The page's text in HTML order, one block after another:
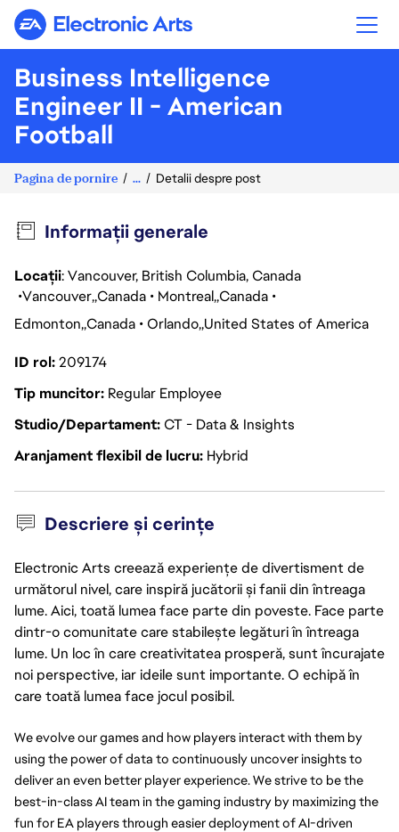
Electronic Arts
Business Intelligence
Engineer II - American
Football
Pagina de pornire ... Detalii despre post
Informații generale
Locații: Vancouver, British Columbia, Canada
Vancouver Canada Montreal Canada
Edmonton Canada Orlando United States of America
ID rol209174
Tip muncitor Regular Employee
Studio/DepartamentCT - Data & Insights
Aranjament flexibil de lucru Hybrid
Descriere și cerințe
Electronic Arts creează experiențe de divertisment de
următorul nivel, care inspiră jucătorii și fanii din întreaga
lume. Aici, toată lumea face parte din poveste. Face parte
dintr-o comunitate care stabilește legături în întreaga
lume. Un loc în care creativitatea prosperă, sunt încurajate
noi perspective, iar ideile sunt importante. O echipă în
care toată lumea face jocul posibil.
We evolve our games and how players interact with them by
using the power of data to continuously uncover insights to
deliver an even better player experience. We strive to be the
best-in-class AI team in the gaming industry by maximizing the
fun for EA players through easier deployment of AI-driven